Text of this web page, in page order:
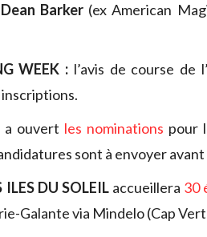
Dean Barker (ex American
WEEK : l’avis de course de
a ouvert les nominations pour
sont à envoyer
ILES DU SOLEIL accueillera 30
Galante via Mindelo (Cap